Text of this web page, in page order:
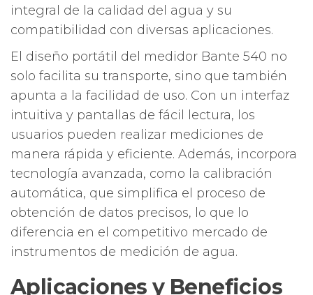
integral de la calidad del agua y su
compatibilidad con diversas aplicaciones.
El diseño portátil del medidor Bante 540 no
solo facilita su transporte, sino que también
apunta a la facilidad de uso. Con un interfaz
intuitiva y pantallas de fácil lectura, los
usuarios pueden realizar mediciones de
manera rápida y eficiente. Además, incorpora
tecnología avanzada, como la calibración
automática, que simplifica el proceso de
obtención de datos precisos, lo que lo
diferencia en el competitivo mercado de
instrumentos de medición de agua.
Aplicaciones y Beneficios